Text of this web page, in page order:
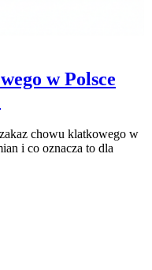
w Polsce
chowu klatkowego w
i co oznacza to dla